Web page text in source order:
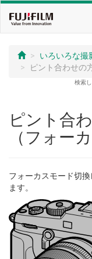
いろいろな撮
ピント合わせの
検索
ピント合
（フォー
フォーカスモード切
ます。